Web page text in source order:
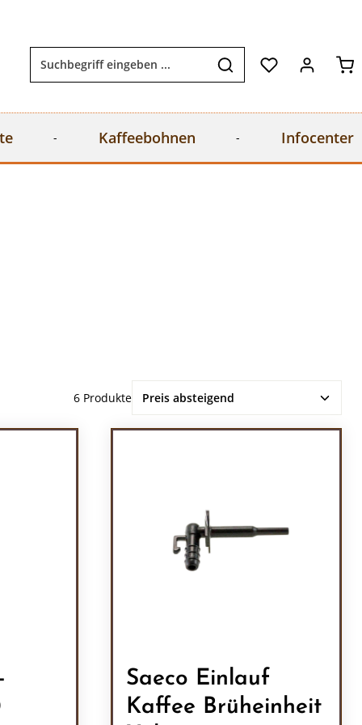
Kaffeebohnen Infocenter
6 Produkte
Saeco Einlauf
Kaffee Brüheinheit